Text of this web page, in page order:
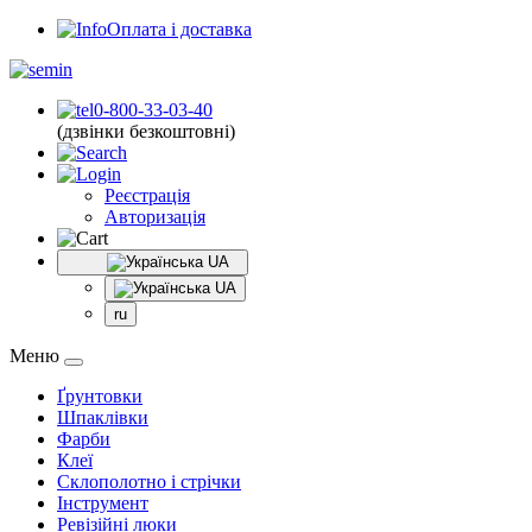
Оплата і доставка
0-800-33-03-40
(дзвінки безкоштовні)
Реєстрація
Авторизація
UA
UA
ru
Меню
Ґрунтовки
Шпаклівки
Фарби
Клеї
Склополотно і стрічки
Інструмент
Ревізійні люки